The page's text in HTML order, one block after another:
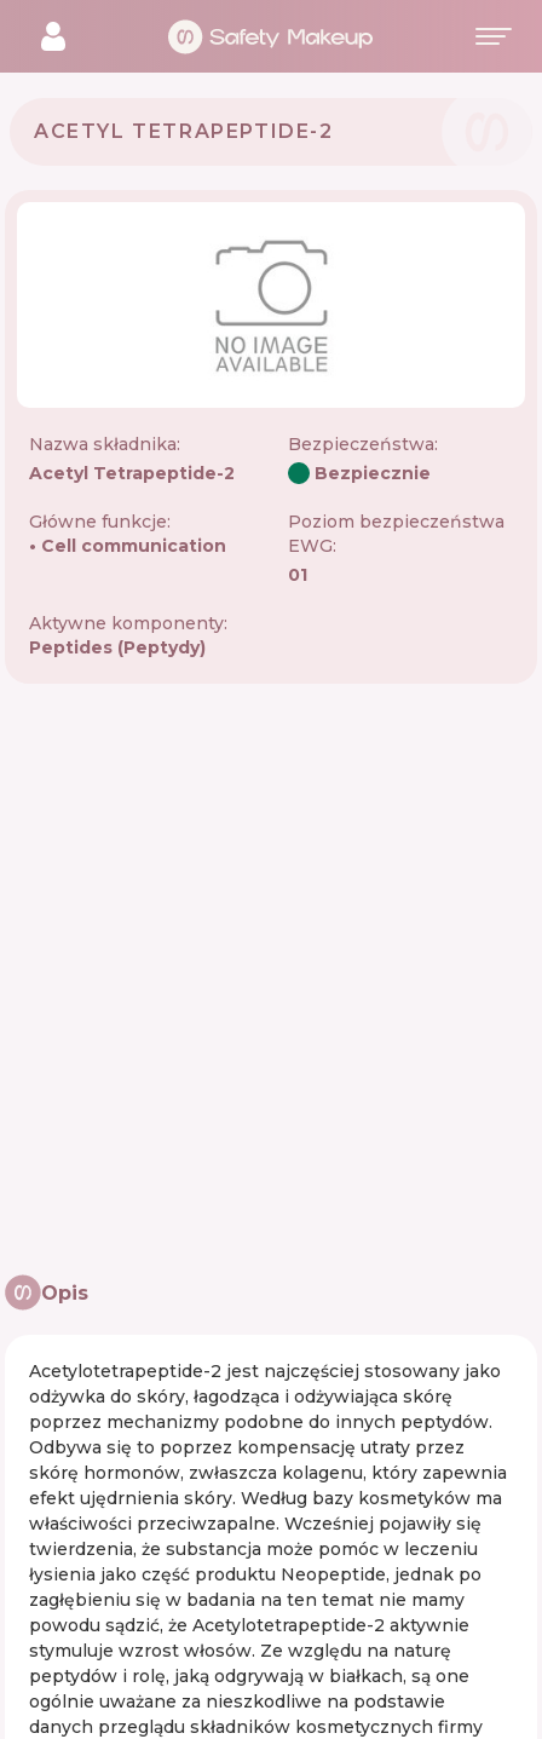
ACETYL TETRAPEPTIDE-2
Nazwa składnika:
Acetyl Tetrapeptide-2
Bezpieczeństwa:
Bezpiecznie
Główne funkcje:
Cell communication
Poziom bezpieczeństwa
EWG:
01
Aktywne komponenty:
Peptides (Peptydy)
Opis
Acetylotetrapeptide-2 jest najczęściej stosowany jako
odżywka do skóry, łagodząca i odżywiająca skórę
poprzez mechanizmy podobne do innych peptydów.
Odbywa się to poprzez kompensację utraty przez
skórę hormonów, zwłaszcza kolagenu, który zapewnia
efekt ujędrnienia skóry. Według bazy kosmetyków ma
właściwości przeciwzapalne. Wcześniej pojawiły się
twierdzenia, że ​​substancja może pomóc w leczeniu
łysienia jako część produktu Neopeptide, jednak po
zagłębieniu się w badania na ten temat nie mamy
powodu sądzić, że Acetylotetrapeptide-2 aktywnie
stymuluje wzrost włosów. Ze względu na naturę
peptydów i rolę, jaką odgrywają w białkach, są one
ogólnie uważane za nieszkodliwe na podstawie
danych przeglądu składników kosmetycznych firmy